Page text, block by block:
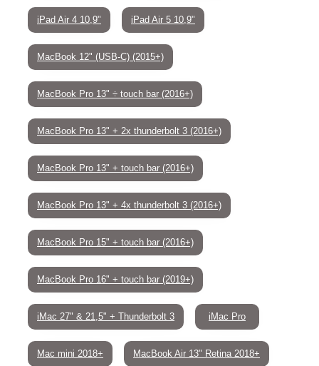
iPad Air 4 10,9" iPad Air 5 10,9"
MacBook 12" (USB-C) (2015+)
MacBook Pro 13" ÷ touch bar (2016+)
MacBook Pro 13" + 2x thunderbolt 3 (2016+)
MacBook Pro 13" + touch bar (2016+)
MacBook Pro 13" + 4x thunderbolt 3 (2016+)
MacBook Pro 15" + touch bar (2016+)
MacBook Pro 16" + touch bar (2019+)
iMac 27" & 21,5" + Thunderbolt 3 iMac Pro
Mac mini 2018+ MacBook Air 13" Retina 2018+